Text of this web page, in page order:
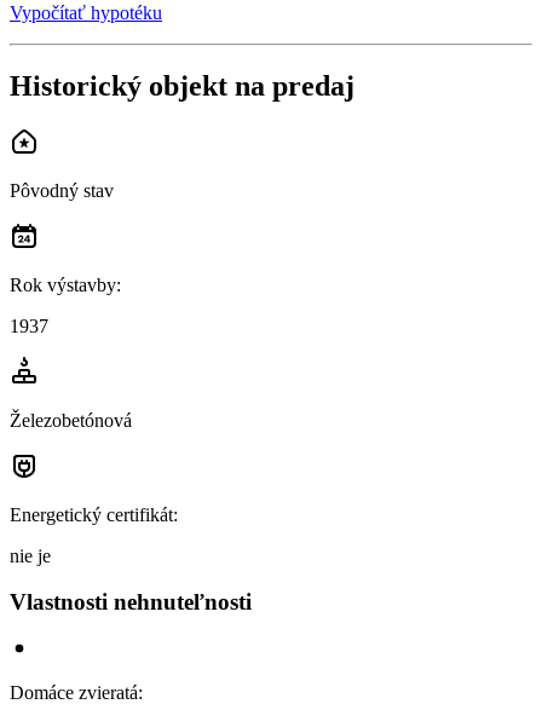
Vypočítať hypotéku
Historický objekt na predaj
Pôvodný stav
Rok výstavby:
1937
Železobetónová
Energetický certifikát:
nie je
Vlastnosti nehnuteľnosti
Domáce zvieratá: